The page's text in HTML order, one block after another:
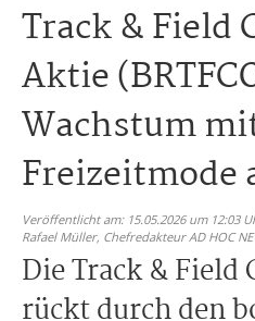
Track & Field
Aktie
Wachstum
Freizeitmode
Veröffentlicht am: 15.05.2026 um 12:03
Rafael Müller, Chefredakteur AD HOC
Die Track &
rückt durch den